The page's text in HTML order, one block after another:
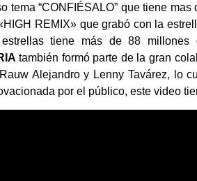
tema “CONFIÉSALO” que tiene
REMIX» que grabó con la
estrellas tiene más de 88
también formó parte de la gran
Alejandro y Lenny Tavárez, lo
por el público, este video